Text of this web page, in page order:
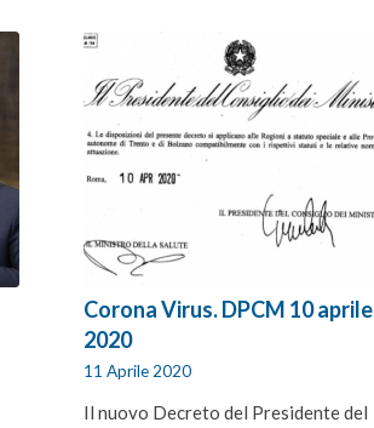
Corona Virus. DPCM 10 aprile
2020
11 Aprile 2020
Il nuovo Decreto del Presidente del